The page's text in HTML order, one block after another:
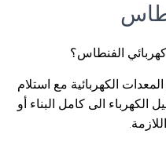
الفنطاس؟
الكهربائية مع استلام
الكهرباء الى كامل البناء أو